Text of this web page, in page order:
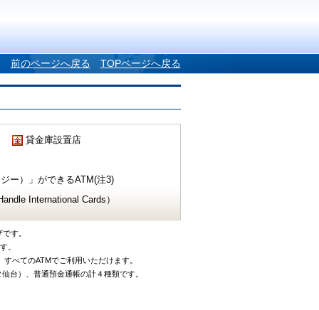
前のページへ戻る TOPページへ戻る
貸金庫設置店
ー）」ができるATM(注3)
International Cards）
す。
。
べてのATMでご利用いただけます。
台）、普通預金通帳の計４種類です。